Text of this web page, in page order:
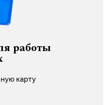
работы
карту